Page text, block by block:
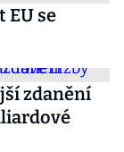
EU se
zdanění